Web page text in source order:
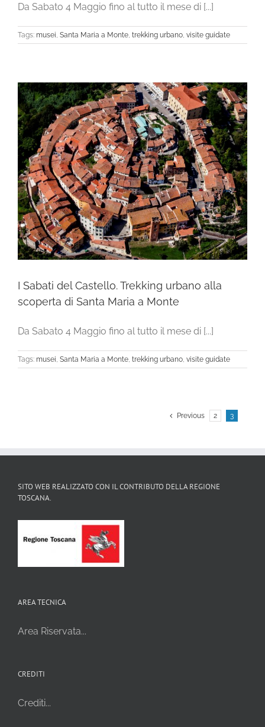
Da Sabato 4 Maggio fino al tutto il mese di [...]
Tags: musei Santa Maria a Monte trekking urbano visite guidate
I Sabati del Castello. Trekking urbano alla
scoperta di Santa Maria a Monte
Da Sabato 4 Maggio fino al tutto il mese di [...]
Tags: musei, Santa Maria a Monte, trekking urbano, visite guidate
Previous 2 3
SITO WEB REALIZZATO CON IL CONTRIBUTO DELLA REGIONE
TOSCANA.
AREA TECNICA
Area Riservata...
CREDITI
Crediti...